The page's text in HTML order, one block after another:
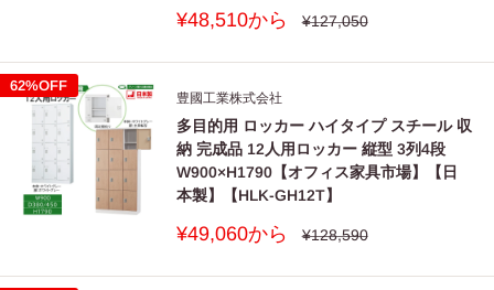
販
価
¥48,510から
通
格
¥127,050
62%OFF
豊國工業株式会社
多目的用 ロッカー ハイタイプ スチール 収
納 完成品 12人用ロッカー 縦型 3列4段
W900×H1790【オフィス家具市場】【日
本製】【HLK-GH12T】
販
価
¥49,060から
通
格
¥128,590